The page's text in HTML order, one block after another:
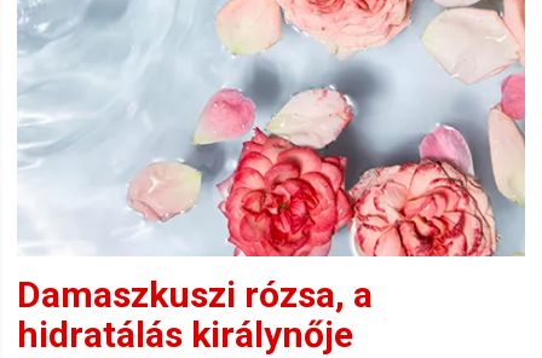
Damaszkuszi rózsa, a
hidratálás királynője